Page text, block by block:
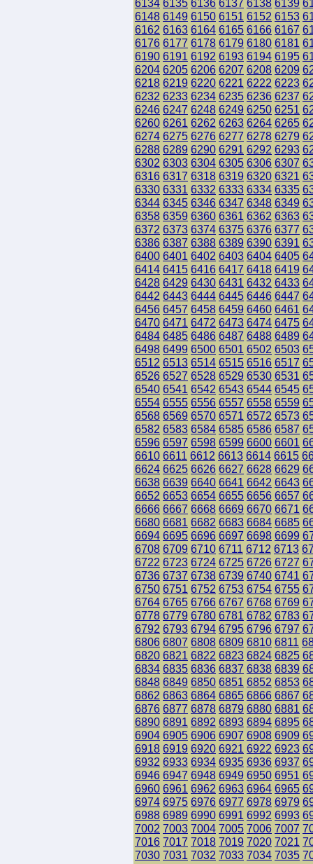
6134 6135 6136 6137 6138 6139
6148 6149 6150 6151 6152 6153
6162 6163 6164 6165 6166 6167
6176 6177 6178 6179 6180 6181
6190 6191 6192 6193 6194 6195
6204 6205 6206 6207 6208 6209
6218 6219 6220 6221 6222 6223
6232 6233 6234 6235 6236 6237
6246 6247 6248 6249 6250 6251
6260 6261 6262 6263 6264 6265
6274 6275 6276 6277 6278 6279
6288 6289 6290 6291 6292 6293
6302 6303 6304 6305 6306 6307
6316 6317 6318 6319 6320 6321
6330 6331 6332 6333 6334 6335
6344 6345 6346 6347 6348 6349
6358 6359 6360 6361 6362 6363
6372 6373 6374 6375 6376 6377
6386 6387 6388 6389 6390 6391
6400 6401 6402 6403 6404 6405
6414 6415 6416 6417 6418 6419
6428 6429 6430 6431 6432 6433
6442 6443 6444 6445 6446 6447
6456 6457 6458 6459 6460 6461
6470 6471 6472 6473 6474 6475
6484 6485 6486 6487 6488 6489
6498 6499 6500 6501 6502 6503
6512 6513 6514 6515 6516 6517
6526 6527 6528 6529 6530 6531
6540 6541 6542 6543 6544 6545
6554 6555 6556 6557 6558 6559
6568 6569 6570 6571 6572 6573
6582 6583 6584 6585 6586 6587
6596 6597 6598 6599 6600 6601
6610 6611 6612 6613 6614 6615
6624 6625 6626 6627 6628 6629
6638 6639 6640 6641 6642 6643
6652 6653 6654 6655 6656 6657
6666 6667 6668 6669 6670 6671
6680 6681 6682 6683 6684 6685
6694 6695 6696 6697 6698 6699
6708 6709 6710 6711 6712 6713
6722 6723 6724 6725 6726 6727
6736 6737 6738 6739 6740 6741
6750 6751 6752 6753 6754 6755
6764 6765 6766 6767 6768 6769
6778 6779 6780 6781 6782 6783
6792 6793 6794 6795 6796 6797
6806 6807 6808 6809 6810 6811
6820 6821 6822 6823 6824 6825
6834 6835 6836 6837 6838 6839
6848 6849 6850 6851 6852 6853
6862 6863 6864 6865 6866 6867
6876 6877 6878 6879 6880 6881
6890 6891 6892 6893 6894 6895
6904 6905 6906 6907 6908 6909
6918 6919 6920 6921 6922 6923
6932 6933 6934 6935 6936 6937
6946 6947 6948 6949 6950 6951
6960 6961 6962 6963 6964 6965
6974 6975 6976 6977 6978 6979
6988 6989 6990 6991 6992 6993
7002 7003 7004 7005 7006 7007
7016 7017 7018 7019 7020 7021
7030 7031 7032 7033 7034 7035